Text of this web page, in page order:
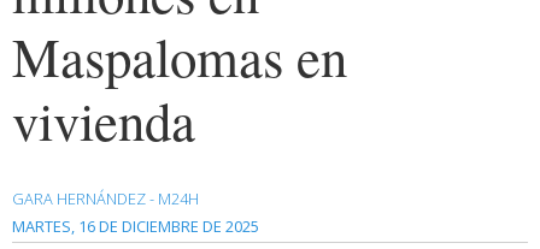
Maspalomas en
vivienda
GARA HERNÁNDEZ - M24H
MARTES, 16 DE DICIEMBRE DE 2025